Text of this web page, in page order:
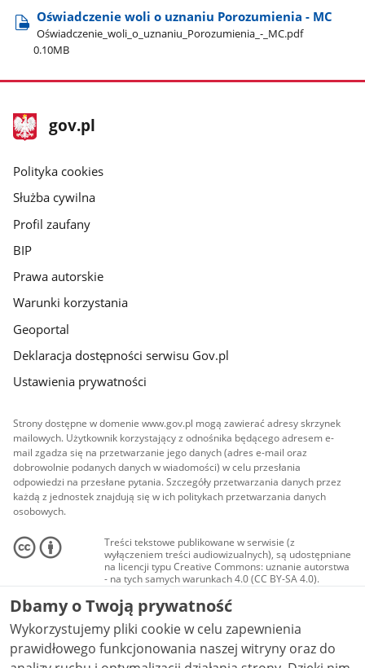
Oświadczenie woli o uznaniu Porozumienia - MC
Oświadczenie​_woli​_o​_uznaniu​_Porozumienia​_-​_MC.pdf
0.10MB
stopka
gov.pl
Strona
gov.pl
gov.pl
Polityka cookies
Służba cywilna
Profil zaufany
BIP
Prawa autorskie
Warunki korzystania
Geoportal
Deklaracja dostępności serwisu Gov.pl
Ustawienia prywatności
Strony dostępne w domenie www.gov.pl mogą zawierać adresy skrzynek
mailowych. Użytkownik korzystający z odnośnika będącego adresem e-
mail zgadza się na przetwarzanie jego danych (adres e-mail oraz
dobrowolnie podanych danych w wiadomości) w celu przesłania
odpowiedzi na przesłane pytania. Szczegóły przetwarzania danych przez
każdą z jednostek znajdują się w ich politykach przetwarzania danych
osobowych.
Treści tekstowe publikowane w serwisie (z
wyłączeniem treści audiowizualnych), są udostępniane
na licencji typu Creative Commons: uznanie autorstwa
- na tych samych warunkach 4.0 (CC BY-SA 4.0).
Materiały audiowizualne, w tym zdjęcia, materiały
audio i wideo, są udostępniane na licencji typu
Creative Commons: uznanie autorstwa użycie
niekomercyjne - bez utworów zależnych 4.0 (CC BY-
NC-ND 4.0), o ile nie jest to stwierdzone inaczej.
Dbamy o Twoją prywatność
Wykorzystujemy pliki cookie w celu zapewnienia
prawidłowego funkcjonowania naszej witryny oraz do